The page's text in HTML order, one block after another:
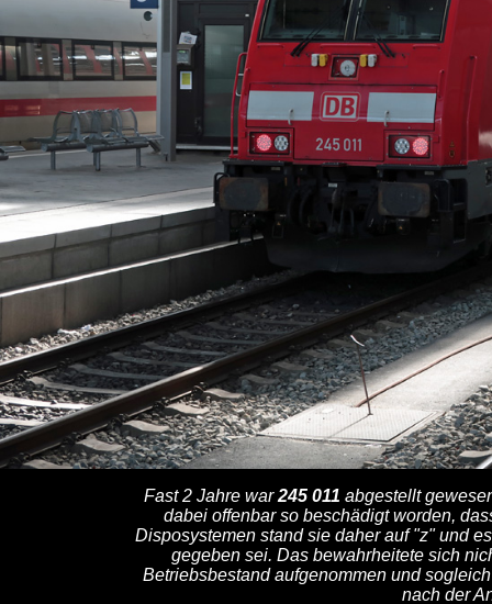
Fast 2 Jahre war245 011 abgestellt
dabei offenbar so beschädigt worden,
Disposystemen stand sie daher auf "z" und
gegeben sei. Das bewahrheitete sich
Betriebsbestand aufgenommen und
nach der